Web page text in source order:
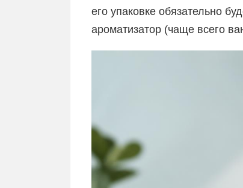
его упаковке обязательно
ароматизатор (чаще всего